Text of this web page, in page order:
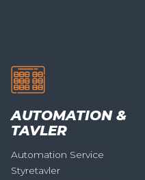
AUTOMATION &
TAVLER
Automation Service
Styretavler